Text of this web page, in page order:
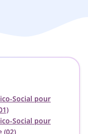
Social pour
Social pour
(02)